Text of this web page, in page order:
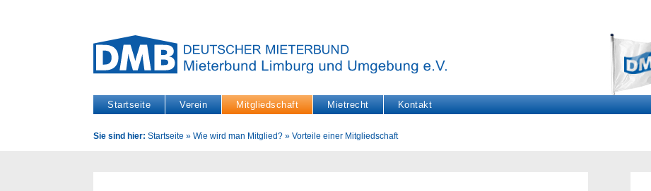
Startseite Verein Mitgliedschaft Mietrecht Kontakt
Sie sind hier: Startseite » Wie wird man Mitglied? » Vorteile einer Mitgliedschaft